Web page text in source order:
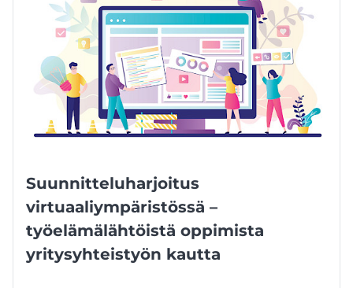
Suunnitteluharjoitus
virtuaaliympäristössä –
työelämälähtöistä oppimista
yritysyhteistyön kautta